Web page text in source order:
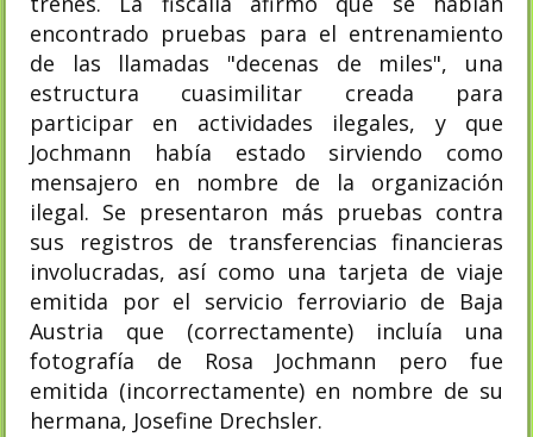
encontrado pruebas para el entrenamiento
de las llamadas "decenas de miles", una
estructura cuasimilitar creada para
participar en actividades ilegales, y que
Jochmann había estado sirviendo como
mensajero en nombre de la organización
ilegal. Se presentaron más pruebas contra
sus registros de transferencias financieras
involucradas, así como una tarjeta de viaje
emitida por el servicio ferroviario de Baja
Austria que (correctamente) incluía una
fotografía de Rosa Jochmann pero fue
emitida (incorrectamente) en nombre de su
hermana, Josefine Drechsler.